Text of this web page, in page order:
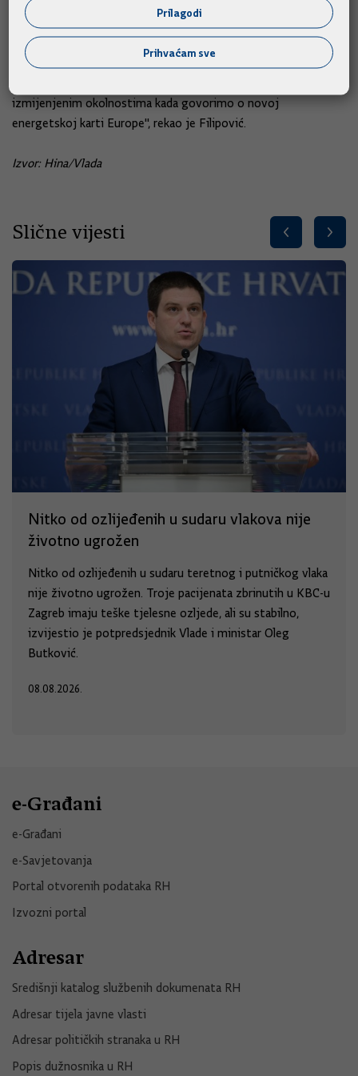
da, kada se radi o Plominu, "ne bi ulazio u detalje".
Podsjetio je i da će se udvostručiti kapaciteti LNG terminala
na Krku, kao i jačati kapaciteti Plinacroa. "Iskoristit ćemo ovu
izmijenjenim okolnostima kada govorimo o novoj
energetskoj karti Europe", rekao je Filipović.
Izvor: Hina/Vlada
Slične vijesti
Nitko od ozlijeđenih u sudaru vlakova nije
životno ugrožen
Nitko od ozlijeđenih u sudaru teretnog i putničkog vlaka
nije životno ugrožen. Troje pacijenata zbrinutih u KBC-u
Zagreb imaju teške tjelesne ozljede, ali su stabilno,
izvijestio je potpredsjednik Vlade i ministar Oleg
Butković.
08.08.2026.
e-Građani
e-Građani
e-Savjetovanja
Portal otvorenih podataka RH
Izvozni portal
Adresar
Središnji katalog službenih dokumenata RH
Adresar tijela javne vlasti
Adresar političkih stranaka u RH
Popis dužnosnika u RH
Prilagodi
Prihvaćam sve